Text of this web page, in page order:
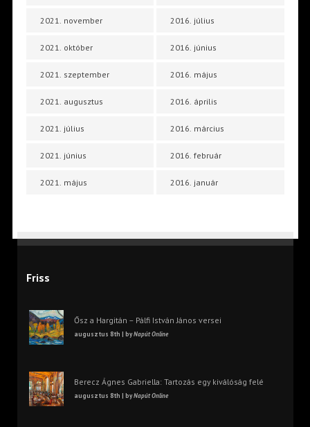
2021. november
2021. október
2021. szeptember
2021. augusztus
2021. július
2021. június
2021. május
2016. július
2016. június
2016. május
2016. április
2016. március
2016. február
2016. január
Friss
Ősz a Hargitán – Pálfi István János versei
augusztus 8th | byNapút Online
Berecz Ágnes Gabriella: Tartozás egy kiválóság felé
augusztus 8th | byNapút Online